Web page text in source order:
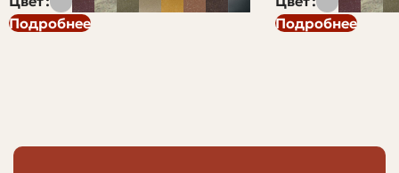
скорость возведения выше. Во-вторых, если вы хотите
ускорить ремонт или постройку хозяйственных зданий
Однако у большого кирпича есть свои особенности: он
Подробнее
Подробнее